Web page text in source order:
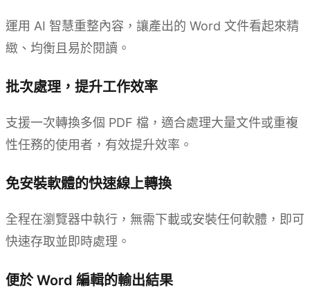
運用 AI 智慧重整內容，讓產出的 Word 文件看起來精
緻、均衡且易於閱讀。
批次處理，提升工作效率
支援一次轉換多個 PDF 檔，適合處理大量文件或重複
性任務的使用者，有效提升效率。
免安裝軟體的快速線上轉換
全程在瀏覽器中執行，無需下載或安裝任何軟體，即可
快速存取並即時處理。
便於 Word 編輯的輸出結果